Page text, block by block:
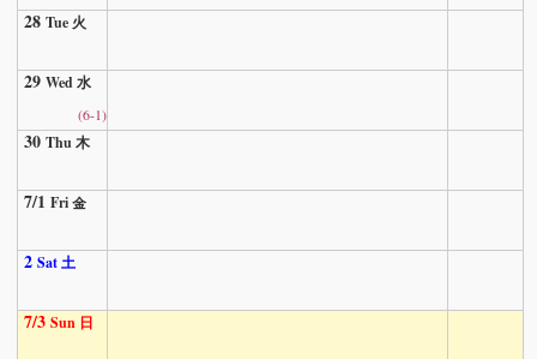
28 Tue 火
29 Wed 水
(6-1)
30 Thu 木
7/1 Fri 金
2 Sat 土
7/3 Sun 日